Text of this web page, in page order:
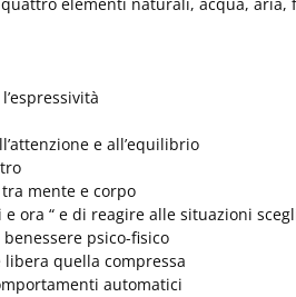
e all’equilibrio
mente e corpo
e ora “ e di reagire alle situazioni
psico-fisico
quella compressa
automatici